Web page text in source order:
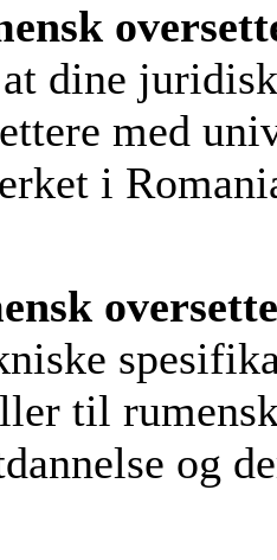
dine
med
i
til
og